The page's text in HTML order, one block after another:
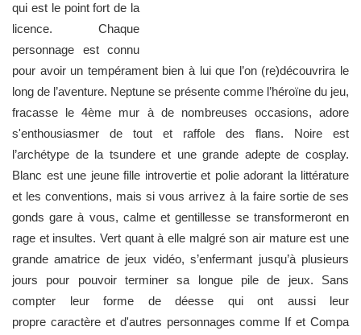
qui est le point fort de la
licence. Chaque
personnage est connu
pour avoir un tempérament bien à lui que l’on (re)découvrira le
long de l’aventure. Neptune se présente comme l’héroïne du jeu,
fracasse le 4ème mur à de nombreuses occasions, adore
s'enthousiasmer de tout et raffole des flans. Noire est
l’archétype de la tsundere et une grande adepte de cosplay.
Blanc est une jeune fille introvertie et polie adorant la littérature
et les conventions, mais si vous arrivez à la faire sortie de ses
gonds gare à vous, calme et gentillesse se transformeront en
rage et insultes. Vert quant à elle malgré son air mature est une
grande amatrice de jeux vidéo, s’enfermant jusqu’à plusieurs
jours pour pouvoir terminer sa longue pile de jeux. Sans
compter leur forme de déesse qui ont aussi leur
propre caractère et d'autres personnages comme If et Compa